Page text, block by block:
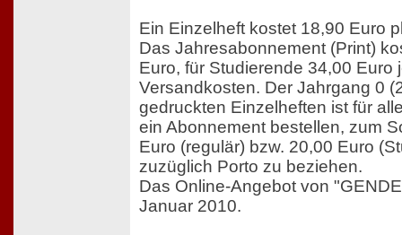
Ein Einzelheft kostet 18,90 Euro
Das Jahresabonnement (Print)
Euro, für Studierende 34,00 Euro
Versandkosten. Der Jahrgang 0
gedruckten Einzelheften ist für
ein Abonnement bestellen, zum
Euro (regulär) bzw. 20,00 Euro
zuzüglich Porto zu beziehen.
Das Online-Angebot von
Januar 2010.